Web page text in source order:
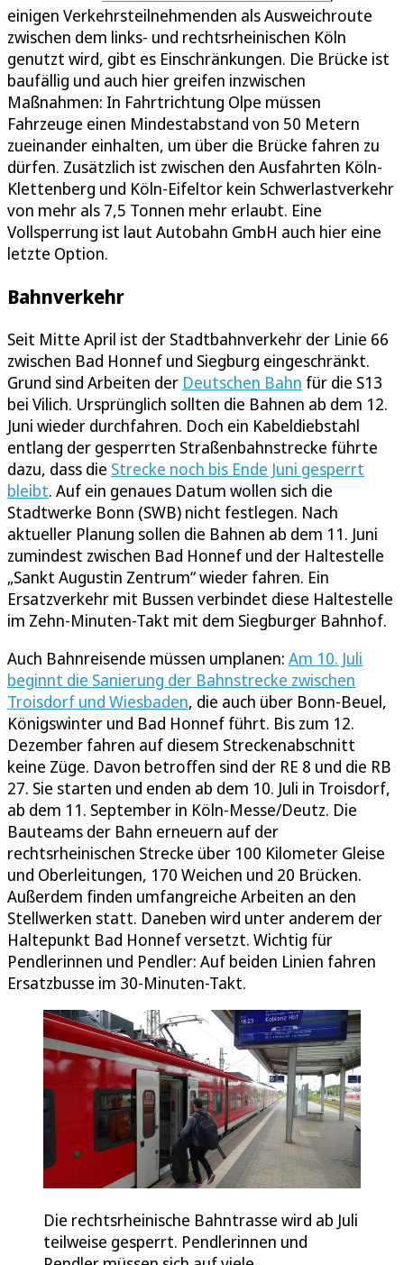
einigen Verkehrsteilnehmenden als Ausweichroute
zwischen dem links- und rechtsrheinischen Köln
genutzt wird, gibt es Einschränkungen. Die Brücke ist
baufällig und auch hier greifen inzwischen
Maßnahmen: In Fahrtrichtung Olpe müssen
Fahrzeuge einen Mindestabstand von 50 Metern
zueinander einhalten, um über die Brücke fahren zu
dürfen. Zusätzlich ist zwischen den Ausfahrten Köln-
Klettenberg und Köln-Eifeltor kein Schwerlastverkehr
von mehr als 7,5 Tonnen mehr erlaubt. Eine
Vollsperrung ist laut Autobahn GmbH auch hier eine
letzte Option.
Bahnverkehr
Seit Mitte April ist der Stadtbahnverkehr der Linie 66
zwischen Bad Honnef und Siegburg eingeschränkt.
Grund sind Arbeiten der Deutschen Bahn für die S13
bei Vilich. Ursprünglich sollten die Bahnen ab dem 12.
Juni wieder durchfahren. Doch ein Kabeldiebstahl
entlang der gesperrten Straßenbahnstrecke führte
dazu, dass die Strecke noch bis Ende Juni gesperrt
bleibt. Auf ein genaues Datum wollen sich die
Stadtwerke Bonn (SWB) nicht festlegen. Nach
aktueller Planung sollen die Bahnen ab dem 11. Juni
zumindest zwischen Bad Honnef und der Haltestelle
„Sankt Augustin Zentrum“ wieder fahren. Ein
Ersatzverkehr mit Bussen verbindet diese Haltestelle
im Zehn-Minuten-Takt mit dem Siegburger Bahnhof.
Auch Bahnreisende müssen umplanen: Am 10. Juli
beginnt die Sanierung der Bahnstrecke zwischen
Troisdorf und Wiesbaden, die auch über Bonn-Beuel,
Königswinter und Bad Honnef führt. Bis zum 12.
Dezember fahren auf diesem Streckenabschnitt
keine Züge. Davon betroffen sind der RE 8 und die RB
27. Sie starten und enden ab dem 10. Juli in Troisdorf,
ab dem 11. September in Köln-Messe/Deutz. Die
Bauteams der Bahn erneuern auf der
rechtsrheinischen Strecke über 100 Kilometer Gleise
und Oberleitungen, 170 Weichen und 20 Brücken.
Außerdem finden umfangreiche Arbeiten an den
Stellwerken statt. Daneben wird unter anderem der
Haltepunkt Bad Honnef versetzt. Wichtig für
Pendlerinnen und Pendler: Auf beiden Linien fahren
Ersatzbusse im 30-Minuten-Takt.
Die rechtsrheinische Bahntrasse wird ab Juli
teilweise gesperrt. Pendlerinnen und